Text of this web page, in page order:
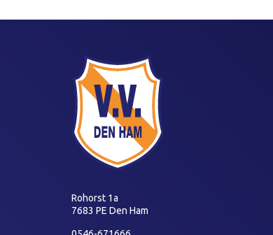
Rohorst 1a
7683 PE Den Ham